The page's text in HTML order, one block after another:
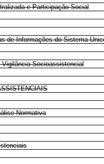
e Participação Social
de Informações do Sistema
Vigilância Socioassistencial
Normativa